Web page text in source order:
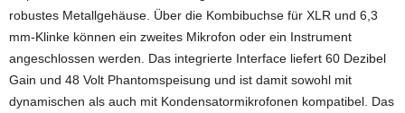
robustes Metallgehäuse. Über die Kombibuchse für XLR und 6,3
mm-Klinke können ein zweites Mikrofon oder ein Instrument
angeschlossen werden. Das integrierte Interface liefert 60 Dezibel
Gain und 48 Volt Phantomspeisung und ist damit sowohl mit
dynamischen als auch mit Kondensatormikrofonen kompatibel. Das